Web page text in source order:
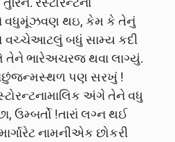
વધુમૂંઝવણ થઇ, કેમ કે તેનું
વચ્ચેઆટલું બધું સામ્ય કદી
તેને ભારેઅચરજ થવા લાગ્યું.
પણ સરખું !
અંગે તેને વધુ
ઉમ્બર્તો !તારાં લગ્ન થઈ
નામનીએક છોકરી